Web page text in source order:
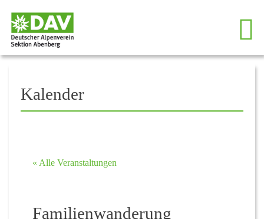
Kalender
« Alle Veranstaltungen
Familienwanderung